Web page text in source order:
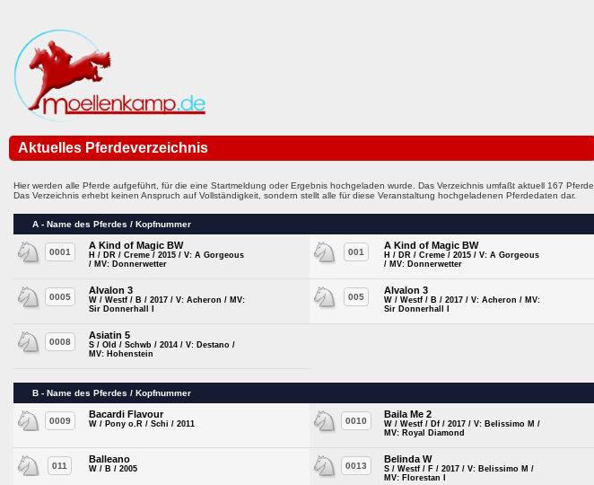
Aktuelles Pferdeverzeichnis
Hier werden alle Pferde aufgeführt, für die eine Startmeldung oder Ergebnis hochgeladen wurde. Das Verzeichnis umfaßt aktuell 167 Pferde.
Das Verzeichnis erhebt keinen Anspruch auf Vollständigkeit, sondern stellt alle für diese Veranstaltung hochgeladenen Pferdedaten dar.
A - Name des Pferdes / Kopfnummer
0001
A Kind of Magic BW
H / DR / Creme / 2015 / V: A Gorgeous
/ MV: Donnerwetter
001
A Kind of Magic BW
H / DR / Creme / 2015 / V: A Gorgeous
/ MV: Donnerwetter
0005
Alvalon 3
W / Westf / B / 2017 / V: Acheron / MV:
Sir Donnerhall I
005
Alvalon 3
W / Westf / B / 2017 / V: Acheron / MV:
Sir Donnerhall I
0008
Asiatin 5
S / Old / Schwb / 2014 / V: Destano /
MV: Hohenstein
B - Name des Pferdes / Kopfnummer
0009
Bacardi Flavour
W / Pony o.R / Schi / 2011 0010
Baila Me 2
W / Westf / Df / 2017 / V: Belissimo M /
MV: Royal Diamond
011
Balleano
W / B / 2005 0013
Belinda W
S / Westf / F / 2017 / V: Belissimo M /
MV: Florestan I